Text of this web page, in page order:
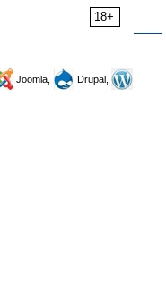
18+
Joomla,
Drupal,